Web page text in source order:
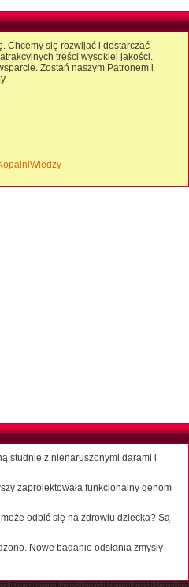
Chcemy się rozwijać i dostarczać
treści wysokiej jakości.
Zostań naszym Patronem i
studnię z nienaruszonymi darami i
zaprojektowała funkcjonalny genom
odbić się na zdrowiu dziecka? Są
Nowe badanie odsłania zmysły